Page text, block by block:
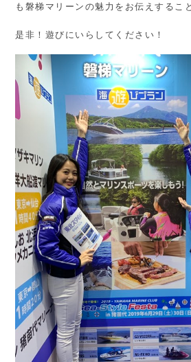
も磐梯マリーンの魅力をお伝えするこ
是非！遊びにいらしてください！